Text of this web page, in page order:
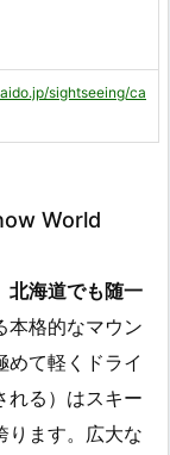
sightseeing/ca
World
北海道でも随一
本格的なマウン
めて軽くドライ
れる）はスキー
ります。広大な